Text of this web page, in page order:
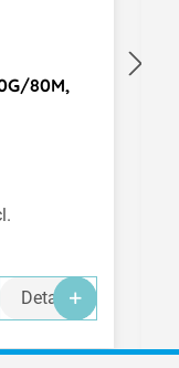
80M,
Details